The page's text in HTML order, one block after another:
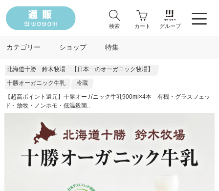
検索 カート グループ
カテゴリー ショップ 特集
北海道十勝 鈴木牧場 【日本一のオーガニック牧場】
十勝オーガニック牛乳
冷蔵
【超高ポイント還元】十勝オーガニック牛乳900ml×4本 有機・グラスフェッ
ド・放牧・ノンホモ・低温殺菌..